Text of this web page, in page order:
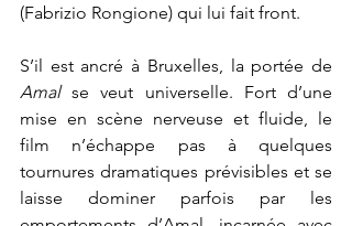
(Fabrizio Rongione) qui lui fait front.
Amal se veut universelle. Fort d’une
mise en scène nerveuse et fluide, le
film n’échappe pas à quelques
tournures dramatiques prévisibles et se
laisse dominer parfois par les